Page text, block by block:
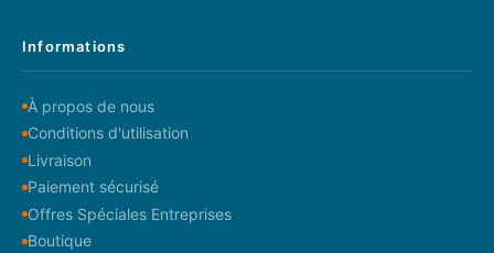
Informations
À propos de nous
Conditions d'utilisation
Livraison
Paiement sécurisé
Offres Spéciales Entreprises
Boutique